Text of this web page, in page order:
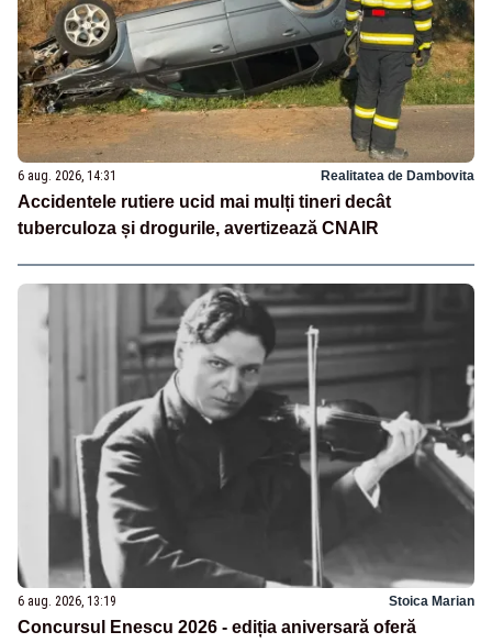
6 aug. 2026, 14:31 Realitatea de Dambovita
Accidentele rutiere ucid mai mulți tineri decât
tuberculoza și drogurile, avertizează CNAIR
6 aug. 2026, 13:19 Stoica Marian
Concursul Enescu 2026 - ediția aniversară oferă